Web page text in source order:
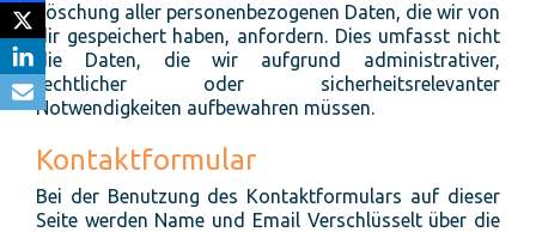
Löschung aller personenbezogenen Daten, die wir von
dir gespeichert haben, anfordern. Dies umfasst nicht
die Daten, die wir aufgrund administrativer,
rechtlicher oder sicherheitsrelevanter
Notwendigkeiten aufbewahren müssen.
Kontaktformular
Bei der Benutzung des Kontaktformulars auf dieser
Seite werden Name und Email Verschlüsselt über die